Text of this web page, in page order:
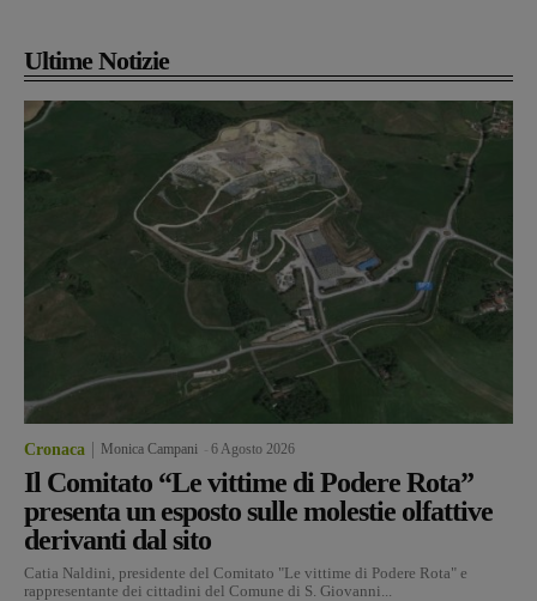
Ultime Notizie
Cronaca Monica Campani 6 Agosto 2026
Il Comitato “Le vittime di Podere Rota”
presenta un esposto sulle molestie olfattive
derivanti dal sito
Catia Naldini, presidente del Comitato "Le vittime di Podere Rota" e
rappresentante dei cittadini del Comune di S. Giovanni...